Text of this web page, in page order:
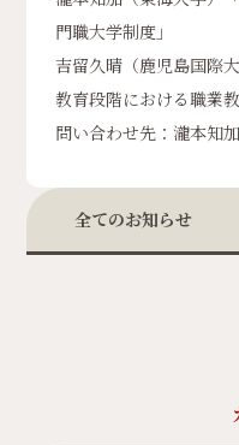
全てのお知らせ
門職大学制度」
吉留久晴（鹿児島国際
教育段階における職業教
問い合わせ先：瀧本知